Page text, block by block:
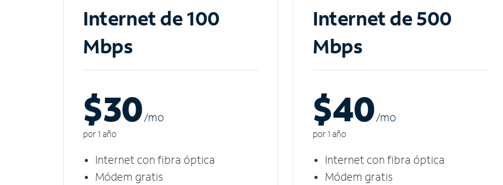
Internet de 100
Mbps
$30/mo
por 1 año
Internet con fibra óptica
Módem gratis
Internet de 500
Mbps
$40/mo
por 1 año
Internet con fibra óptica
Módem gratis